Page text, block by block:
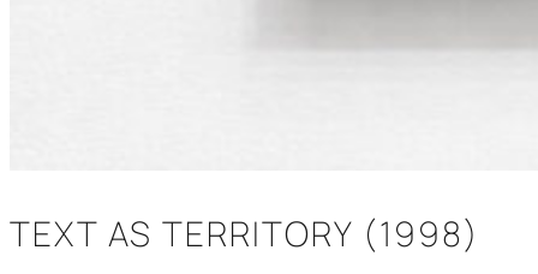
TEXT AS TERRITORY (1998)